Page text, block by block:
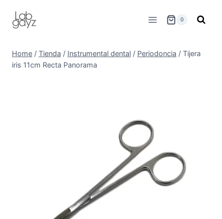
0
Home / Tienda / Instrumental dental / Periodoncia / Tijera
iris 11cm Recta Panorama